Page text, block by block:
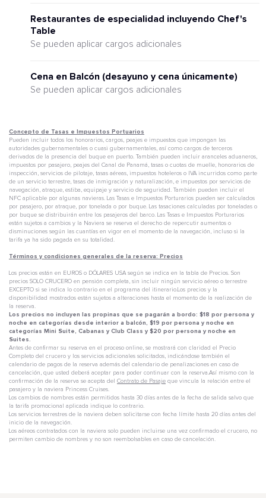
Restaurantes de especialidad incluyendo Chef's
Table
Se pueden aplicar cargos adicionales
Cena en Balcón (desayuno y cena únicamente)
Se pueden aplicar cargos adicionales
Concepto de Tasas e Impuestos Portuarios
Pueden incluir todos los honorarios, cargos, peajes e impuestos que impongan las
autoridades gubernamentales o cuasi gubernamentales, así como cargos de terceros
derivados de la presencia del buque en puerto. También pueden incluir aranceles aduaneros,
impuestos por pasajero, peajes del Canal de Panamá, tasas o cuotas de muelle, honorarios de
inspección, servicios de pilotaje, tasas aéreas, impuestos hoteleros o IVA incurridos como parte
de un servicio terrestre, tasas de inmigración y naturalización, e impuestos por servicios de
navegación, atraque, estiba, equipaje y servicio de seguridad. También pueden incluir el
NFC aplicable por algunas navieras. Las Tasas e Impuestos Porturarios pueden ser calculados
por pasajero, por atraque, por tonelada o por buque. Las tasaciones calculadas por toneladas o
por buque se distribuirán entre los pasajeros del barco. Las Tasas e Impuestos Porturarios
están sujetos a cambios y la Naviera se reserva el derecho de repercutir aumentos o
disminuciones según las cuantías en vigor en el momento de la navegación, incluso si la
tarifa ya ha sido pagada en su totalidad.
Términos y condiciones generales de la reserva: Precios
Los precios están en EUROS o DÓLARES USA según se indica en la tabla de Precios. Son
precios SOLO CRUCERO en pensión completa, sin incluir ningún servicio aéreo o terrestre
EXCEPTO si se indica lo contrario en el programa del itinerario.Los precios y la
disponibilidad mostrados están sujetos a alteraciones hasta el momento de la realización de
la reserva.
Los precios no incluyen las propinas que se pagarán a bordo: $18 por persona y
noche en categorías desde interior a balcón, $19 por persona y noche en
categorías Mini Suite, Cabanas y Club Class y $20 por persona y noche en
Suites.
Antes de confirmar su reserva en el proceso online, se mostrará con claridad el Precio
Completo del crucero y los servicios adicionales solicitados, indicándose también el
calendario de pagos de la reserva además del calendario de penalizaciones en caso de
cancelación, que usted deberá aceptar para poder continuar con la reserva.Así mismo con la
confirmación de la reserva se acepta del Contrato de Pasaje que vincula la relación entre el
pasajero y la naviera Princess Cruises.
Los cambios de nombres están permitidos hasta 30 días antes de la fecha de salida salvo que
la tarifa promocional aplicada indique lo contrario.
Los servicios terrestres de la naviera deben solicitarse con fecha límite hasta 20 días antes del
inicio de la navegación.
Los aéreos contratados con la naviera solo pueden incluirse una vez confirmado el crucero, no
permiten cambio de nombres y no son reembolsables en caso de cancelación.